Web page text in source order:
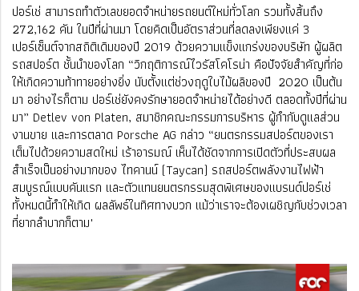
ปอร์เช่ สามารถทำตัวเลขยอดจำหน่ายรถยนต์ใหม่ทั่วโลก รวมทั้งสิ้นถึง
272,162 คัน ในปีที่ผ่านมา โดยคิดเป็นอัตราส่วนที่ลดลงเพียงเเค่ 3
เปอร์เซ็นต์จากสถิติเดิมของปี 2019 ด้วยความแข็งแกร่งของบริษัท ผู้ผลิต
รถสปอร์ต ชั้นนำของโลก “วิกฤติการณ์ไวรัสโคโรน่า คือปัจจัยสำคัญที่ก่อ
ให้เกิดความท้าทายอย่างยิ่ง นับตั้งแต่ช่วงฤดูใบไม้ผลิของปี 2020 เป็นต้น
มา อย่างไรก็ตาม ปอร์เช่ยังคงรักษายอดจำหน่ายได้อย่างดี ตลอดทั้งปีที่ผ่าน
มา” Detlev von Platen, สมาชิกคณะกรรมการบริหาร ผู้กำกับดูแลส่วน
งานขาย และการตลาด Porsche AG กล่าว “ยนตรกรรมสปอร์ตของเรา
เต็มไปด้วยความสดใหม่ เร้าอารมณ์ เห็นได้ชัดจากการเปิดตัวที่ประสบผล
สำเร็จเป็นอย่างมากของ ไทคานน์ (Taycan) รถสปอร์ตพลังงานไฟฟ้า
สมบูรณ์แบบคันแรก และตัวแทนยนตรกรรมสุดพิเศษของแบรนด์ปอร์เช่
ทั้งหมดนี้ทำให้เกิด ผลลัพธ์ในทิศทางบวก แม้ว่าเราจะต้องเผชิญกับช่วงเวลา
ที่ยากลำบากก็ตาม"